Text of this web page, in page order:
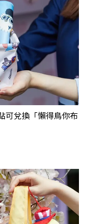
兌換「懶得鳥你布